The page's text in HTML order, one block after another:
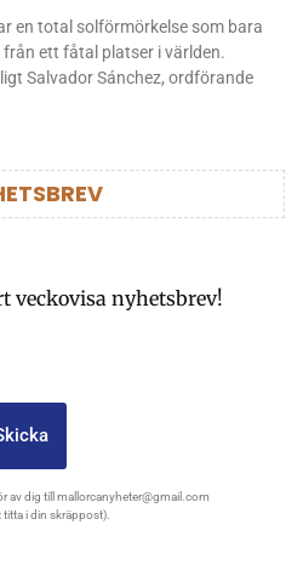
en total solförmörkelse som bara
ett fåtal platser i världen.
Salvador Sánchez, ordförande
veckovisa nyhetsbrev!
av dig till mallorcanyheter@gmail.com
titta i din skräppost).